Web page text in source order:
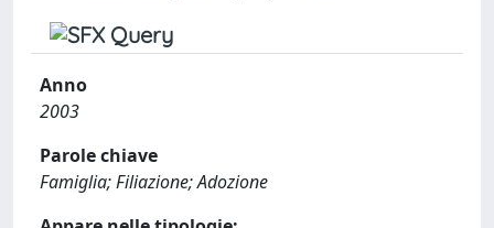
Anno
2003
Parole chiave
Famiglia; Filiazione; Adozione